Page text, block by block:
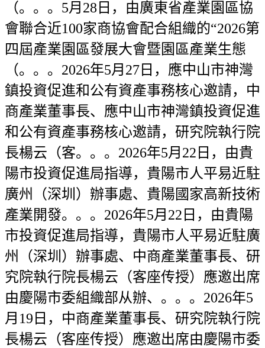
（。。。5月28日，由廣東省產業園區協
會聯合近100家商協會配合組織的“2026第
四屆產業園區發展大會暨園區產業生態
（。。。2026年5月27日，應中山市神灣
鎮投資促進和公有資產事務核心邀請，中
商產業董事長、應中山市神灣鎮投資促進
和公有資產事務核心邀請，研究院執行院
長楊云（客。。。2026年5月22日，由貴
陽市投資促進局指導，貴陽市人平易近駐
廣州（深圳）辦事處、貴陽國家高新技術
產業開發。。。2026年5月22日，由貴陽
市投資促進局指導，貴陽市人平易近駐廣
州（深圳）辦事處、中商產業董事長、研
究院執行院長楊云（客座传授）應邀出席
由慶陽市委組織部从辦、。。。2026年5
月19日，中商產業董事長、研究院執行院
長楊云（客座传授）應邀出席由慶陽市委